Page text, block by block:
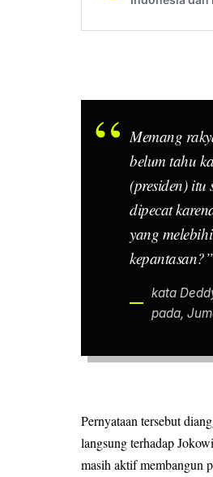
Memang
belum tahu
(presiden) itu
dipecat
yang
kepantasan?”
kata
pada,
Pernyataan tersebut
langsung terhadap
masih aktif membangun